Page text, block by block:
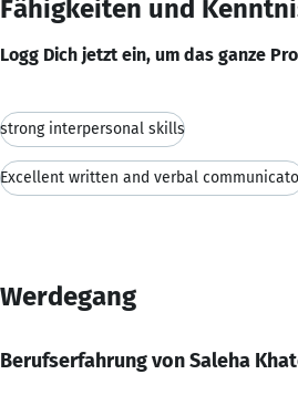
Fähigkeiten und
Logg Dich jetzt ein, um das ganze
strong interpersonal skills
Excellent written and verbal
Werdegang
Berufserfahrung von Saleha